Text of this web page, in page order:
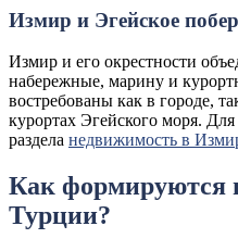
Измир и Эгейское
Измир и его окрестности
набережные, марину и
востребованы как в городе,
курортах Эгейского моря.
раздела недвижимость в
Как формируются
Турции?